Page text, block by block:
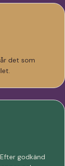
det som
godkänd